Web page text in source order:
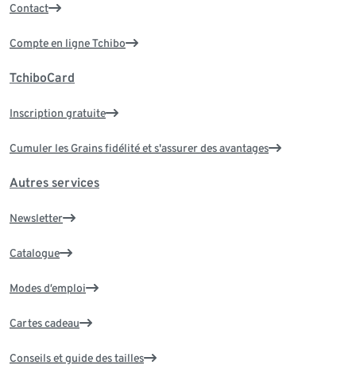
Contact
Compte en ligne Tchibo
TchiboCard
Inscription gratuite
Cumuler les Grains fidélité et s'assurer des avantages
Autres services
Newsletter
Catalogue
Modes d’emploi
Cartes cadeau
Conseils et guide des tailles